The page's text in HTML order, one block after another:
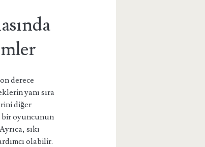
derece
yanı sıra
diğer
bir oyuncunun
sıkı
olabilir.